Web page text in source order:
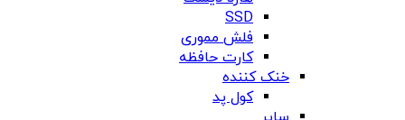
SSD
فلش مموری
کارت حافظه
خنک کننده
کول پد